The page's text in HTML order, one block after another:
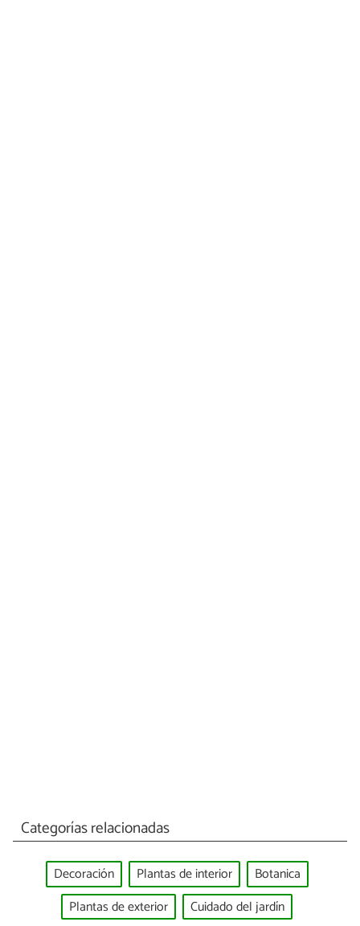
Categorías relacionadas
Decoración Plantas de interior
Botanica
Plantas de exterior
Cuidado del jardín